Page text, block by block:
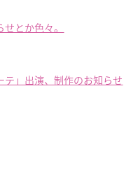
とか色々。
」出演、制作のお知らせ